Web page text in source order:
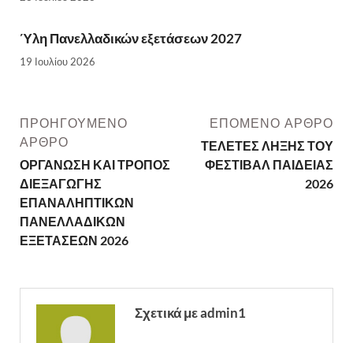
Ύλη Πανελλαδικών εξετάσεων 2027
19 Ιουλίου 2026
ΠΡΟΗΓΟΎΜΕΝΟ
ΆΡΘΡΟ
ΟΡΓΑΝΩΣΗ ΚΑΙ ΤΡΟΠΟΣ
ΔΙΕΞΑΓΩΓΗΣ
ΕΠΑΝΑΛΗΠΤΙΚΩΝ
ΠΑΝΕΛΛΑΔΙΚΩΝ
ΕΞΕΤΑΣΕΩΝ 2026
ΕΠΌΜΕΝΟ ΆΡΘΡΟ
ΤΕΛΕΤΕΣ ΛΗΞΗΣ ΤΟΥ
ΦΕΣΤΙΒΑΛ ΠΑΙΔΕΙΑΣ
2026
Σχετικά με admin1